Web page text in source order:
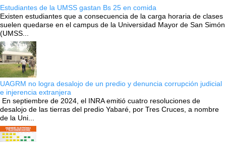
Estudiantes de la UMSS gastan Bs 25 en comida
Existen estudiantes que a consecuencia de la carga horaria de clases
suelen quedarse en el campus de la Universidad Mayor de San Simón
(UMSS...
UAGRM no logra desalojo de un predio y denuncia corrupción judicial
e injerencia extranjera
En septiembre de 2024, el INRA emitió cuatro resoluciones de
desalojo de las tierras del predio Yabaré, por Tres Cruces, a nombre
de la Uni...